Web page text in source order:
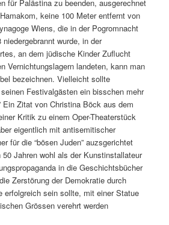
für Palästina zu beenden, ausgerechnet
keine 100 Meter entfernt von
Wiens, die in der Pogromnacht
wurde, in der
an dem jüdische Kinder Zuflucht
Vernichtungslagern landeten, kann man
bezeichnen. Vielleicht sollte
Festivalgästen ein bisschen mehr
Ein Zitat von Christina Böck aus dem
Kritik zu einem Oper-Theaterstück
eigentlich mit antisemitischer
für die “bösen Juden” auzsgerichtet
Jahren wohl als der Kunstinstallateur
in die Geschichtsbücher
Zerstörung der Demokratie durch
erfolgreich sein sollte, mit einer Statue
Grössen verehrt werden